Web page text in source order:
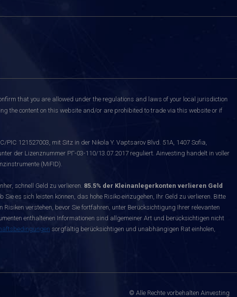
that you are allowed under the regulations and laws of your local jurisdiction
the content on this website and/or are prohibited to trade via this website or if
PIC 121527003, mit Sitz in der Nikola Y. Vaptsarov Blvd. 51A, 1407 Sofia,
der Lizenznummer РГ-03-110/13.07.2017 reguliert. Ainvesting handelt in voller
(MiFID).
schnell Geld zu verlieren. 85.5% der Kleinanlegerkonten verlieren Geld
es sich leisten können, das hohe Risiko einzugehen, Ihr Geld zu verlieren. Bitte
verstehen, bevor Sie fortfahren, unter Berücksichtigung Ihrer relevanten
enthaltenen Informationen sind allgemeiner Art und berücksichtigen nicht
sorgfältig berücksichtigen und unabhängigen Rat einholen,
© Alle Rechte vorbehalten Ainvesting